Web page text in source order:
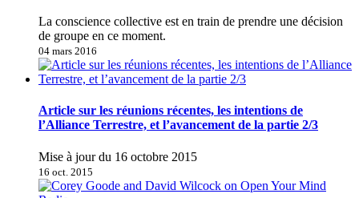
La conscience collective est en train de prendre une décision
de groupe en ce moment.
04 mars 2016
Article sur les réunions récentes, les intentions de
l’Alliance Terrestre, et l’avancement de la partie 2/3
Mise à jour du 16 octobre 2015
16 oct. 2015